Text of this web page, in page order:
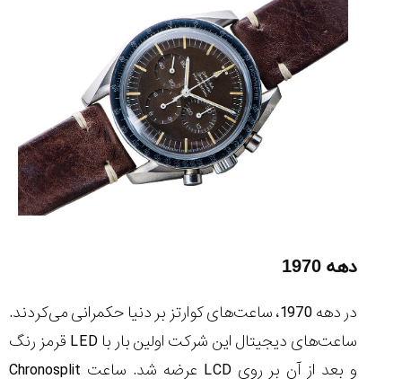
دهه 1970
در دهه 1970، ساعت‌های کوارتز بر دنیا حکمرانی می‌کردند.
ساعت‌های دیجیتال این شرکت اولین بار با LED قرمز رنگ
و بعد از آن بر روی LCD عرضه شد. ساعت Chronosplit